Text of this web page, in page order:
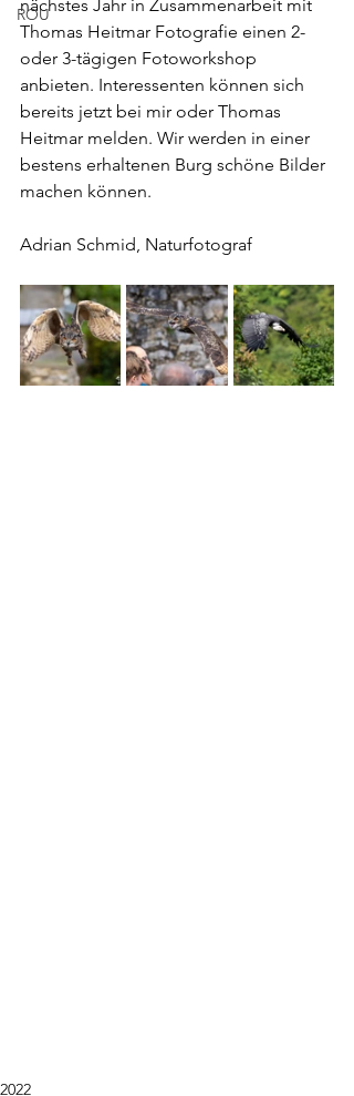
ROU
nächstes Jahr in Zusammenarbeit mit
Thomas Heitmar Fotografie einen 2-
oder 3-tägigen Fotoworkshop
anbieten. Interessenten können sich
bereits jetzt bei mir oder Thomas
Heitmar melden. Wir werden in einer
bestens erhaltenen Burg schöne Bilder
machen können.
Adrian Schmid, Naturfotograf
2022